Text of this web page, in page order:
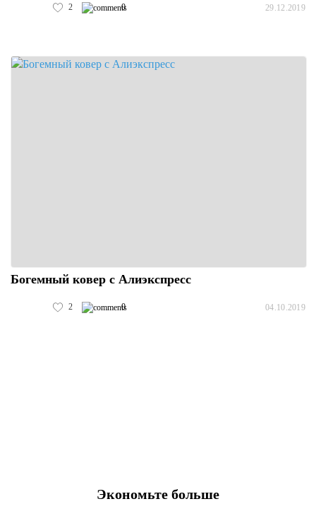
2 0 29.12.2019
Богемный ковер с Алиэкспресс
2 0 04.10.2019
Экономьте больше